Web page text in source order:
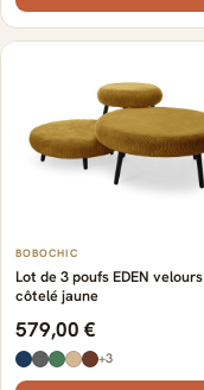
BOBOCHIC
Lot de 3 poufs EDEN velours
côtelé jaune
579,00 €
+3